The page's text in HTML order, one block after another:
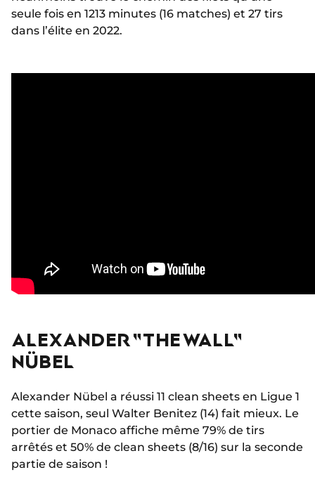
seule fois en 1213 minutes (16 matches) et 27 tirs
dans l’élite en 2022.
ALEXANDER "THE WALL"
NÜBEL
Alexander Nübel a réussi 11 clean sheets en Ligue 1
cette saison, seul Walter Benitez (14) fait mieux. Le
portier de Monaco affiche même 79% de tirs
arrêtés et 50% de clean sheets (8/16) sur la seconde
partie de saison !